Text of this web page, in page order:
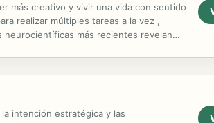
más creativo y vivir una vida con sentido
realizar múltiples tareas a la vez ,
más recientes revelan
intención estratégica y las